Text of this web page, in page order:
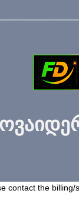
contact the